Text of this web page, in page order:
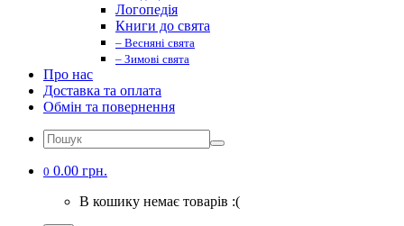
Логопедія
Книги до свята
– Весняні свята
– Зимові свята
Про нас
Доставка та оплата
Обмін та повернення
0 0.00 грн.
В кошику немає товарів :(